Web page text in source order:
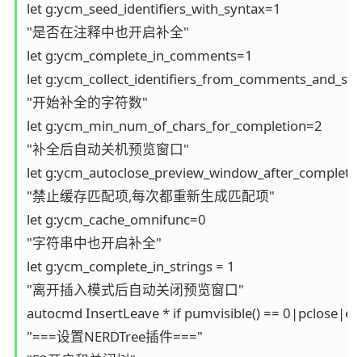
let g:ycm_seed_identifiers_with_syntax=1
"是否在注释中也开启补全"
let g:ycm_complete_in_comments=1
let
"开始补全的字符数"
let g:ycm_min_num_of_chars_for_completion=2
"补全后自动关机预览窗口"
let
"禁止缓存匹配项,每次都重新生成匹配项"
let g:ycm_cache_omnifunc=0
"字符串中也开启补全"
let g:ycm_complete_in_strings = 1
"离开插入模式后自动关闭预览窗口"
autocmd InsertLeave * if pumvisible() ==
"===设置NERDTree插件==="